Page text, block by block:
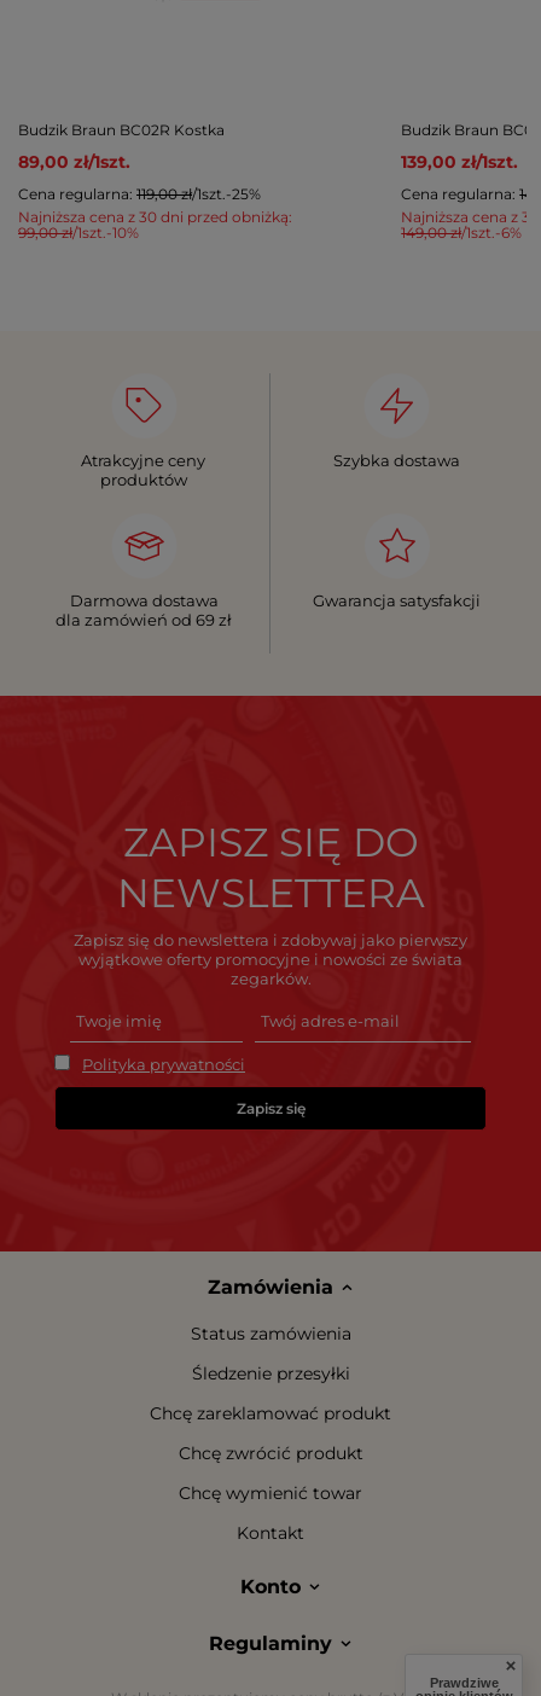
Budzik Braun BC02R Kostka
89,00 zł/1szt.
Najniższa cena z 30 dni przed obniżką:
99,00 zł/1szt.-10%
Cena regularna: 119,00 zł/1szt.-25%
Budzik Braun
139,00 zł/1szt.
Najniższa cena z
149,00 zł/1szt.-6%
Cena regularna:
Atrakcyjne ceny
produktów
Szybka dostawa
Darmowa dostawa
dla zamówień od 69 zł
Gwarancja satysfakcji
ZAPISZ SIĘ DO
NEWSLETTERA
Zapisz się do newslettera i zdobywaj jako pierwszy
wyjątkowe oferty promocyjne i nowości ze świata
zegarków.
Polityka prywatności
Zapisz się
Zamówienia
Status zamówienia
Śledzenie przesyłki
Chcę zareklamować produkt
Chcę zwrócić produkt
Chcę wymienić towar
Kontakt
Konto
Regulaminy
Prawdziwe